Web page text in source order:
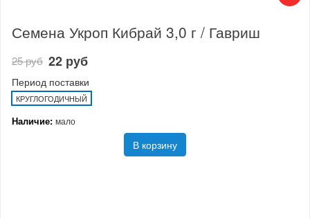
Семена Укроп Кибрай 3,0 г / Гавриш
25 руб 22 руб
Период поставки
КРУГЛОГОДИЧНЫЙ
Наличие: мало
В корзину